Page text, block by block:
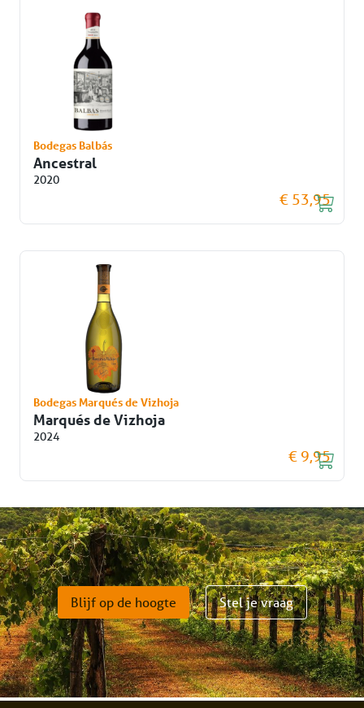
Bodegas Balbás
Ancestral
2020
€ 53,95
Bodegas Marqués de Vizhoja
Marqués de Vizhoja
2024
€ 9,95
Blijf op de hoogte Stel je vraag